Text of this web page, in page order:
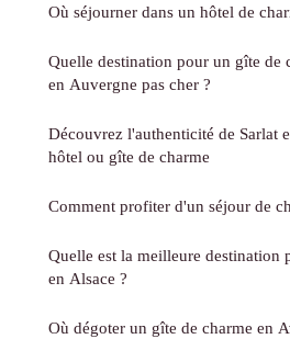
Où séjourner dans un hôtel de
Quelle destination pour un gîte de
en Auvergne pas cher ?
Découvrez l'authenticité de Sarlat
hôtel ou gîte de charme
Comment profiter d'un séjour de
Quelle est la meilleure destination
en Alsace ?
Où dégoter un gîte de charme en